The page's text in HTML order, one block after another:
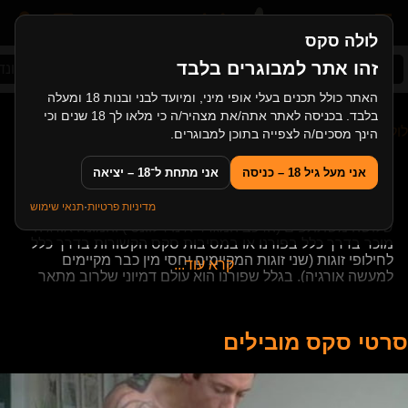
לולה סקס
זהו אתר למבוגרים בלבד
האתר כולל תכנים בעלי אופי מיני, ומיועד לבני ובנות 18 ומעלה
בלבד. בכניסה לאתר אתה/את מצהיר/ה כי מלאו לך 18 שנים וכי
הינך מסכים/ה לצפייה בתוכן למבוגרים.
אני מעל גיל 18 – כניסה אני מתחת ל־18 – יציאה
מדיניות פרטיות·תנאי שימוש
סקס ישראלי סטראפ און
לולה סקס>מאמרים>אורגיה. בעד או נגד?
אורגיה. בעד או נגד?
אורגיה היא תהליך מיני (אקט מיני מסוג סקס) שבו יש מעל
שלושה משתתפים (הרכב המגדר אינו רלוונטי) והמונח אורגיה
מוכר בדרך כלל בפורנו או במסיבות סקס הקשורות בדרך כלל
לחילופי זוגות (שני זוגות המקיימים יחסי מין כבר מקיימים
למעשה אורגיה). בגלל שפורנו הוא עולם דמיוני שלרוב מתאר
של אורגיה, הוא בדרך כלל "רחוק מהעין" ולכן אורגיה מוגדרת
לרוב כפנטזיה לכל דבר.
קרא עוד...
סרטי סקס מובילים